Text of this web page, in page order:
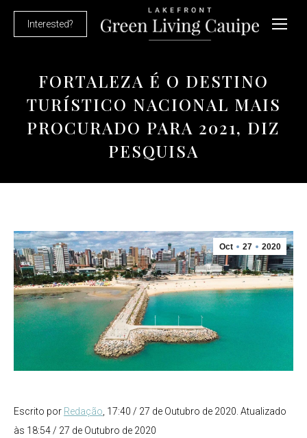
Interested?
FORTALEZA É O DESTINO
TURÍSTICO NACIONAL MAIS
PROCURADO PARA 2021, DIZ
PESQUISA
Oct 27 2020
Escrito por Redação 17:40 / 27 de Outubro de 2020. Atualizado
às 18:54 / 27 de Outubro de 2020